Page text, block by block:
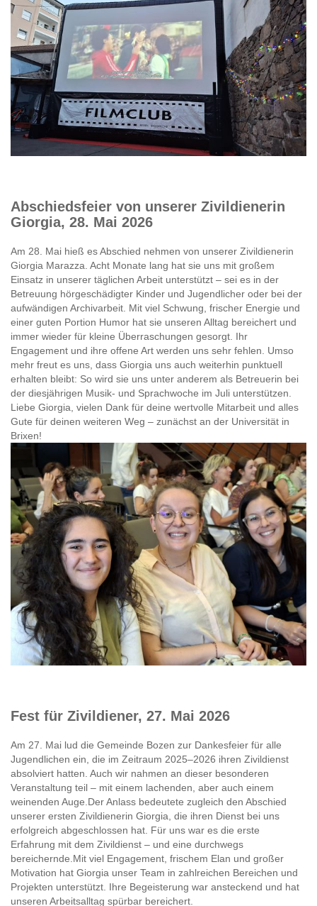
Abschiedsfeier von unserer Zivildienerin
Giorgia, 28. Mai 2026
Am 28. Mai hieß es Abschied nehmen von unserer Zivildienerin
Giorgia Marazza. Acht Monate lang hat sie uns mit großem
Einsatz in unserer täglichen Arbeit unterstützt – sei es in der
Betreuung hörgeschädigter Kinder und Jugendlicher oder bei der
aufwändigen Archivarbeit. Mit viel Schwung, frischer Energie und
einer guten Portion Humor hat sie unseren Alltag bereichert und
immer wieder für kleine Überraschungen gesorgt. Ihr
Engagement und ihre offene Art werden uns sehr fehlen. Umso
mehr freut es uns, dass Giorgia uns auch weiterhin punktuell
erhalten bleibt: So wird sie uns unter anderem als Betreuerin bei
der diesjährigen Musik- und Sprachwoche im Juli unterstützen.
Liebe Giorgia, vielen Dank für deine wertvolle Mitarbeit und alles
Gute für deinen weiteren Weg – zunächst an der Universität in
Brixen!
Fest für Zivildiener, 27. Mai 2026
Am 27. Mai lud die Gemeinde Bozen zur Dankesfeier für alle
Jugendlichen ein, die im Zeitraum 2025–2026 ihren Zivildienst
absolviert hatten. Auch wir nahmen an dieser besonderen
Veranstaltung teil – mit einem lachenden, aber auch einem
weinenden Auge.Der Anlass bedeutete zugleich den Abschied
unserer ersten Zivildienerin Giorgia, die ihren Dienst bei uns
erfolgreich abgeschlossen hat. Für uns war es die erste
Erfahrung mit dem Zivildienst – und eine durchwegs
bereichernde.Mit viel Engagement, frischem Elan und großer
Motivation hat Giorgia unser Team in zahlreichen Bereichen und
Projekten unterstützt. Ihre Begeisterung war ansteckend und hat
unseren Arbeitsalltag spürbar bereichert.